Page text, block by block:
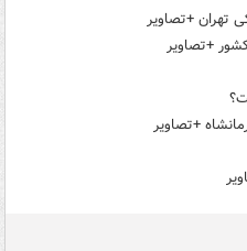
تهران +تصاویر
+تصاویر
+تصاویر